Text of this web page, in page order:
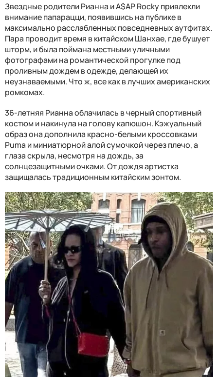
Звездные родители Рианна и A$AP Rocky привлекли
внимание папарацци, появившись на публике в
максимально расслабленных повседневных аутфитах.
Пара проводит время в китайском Шанхае, где бушует
шторм, и была поймана местными уличными
фотографами на романтической прогулке под
проливным дождем в одежде, делающей их
неузнаваемыми. Что ж, все как в лучших американских
ромкомах.
36-летняя Рианна облачилась в черный спортивный
костюм и накинула на голову капюшон. Кэжуальный
образ она дополнила красно-белыми кроссовками
Puma и миниатюрной алой сумочкой через плечо, а
глаза скрыла, несмотря на дождь, за
солнцезащитными очками. От дождя артистка
защищалась традиционным китайским зонтом.